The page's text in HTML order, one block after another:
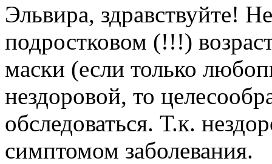
Эльвира, здравствуйте!
подростковом (!!!)
маски (если только
нездоровой, то
обследоваться. Т.к.
симптомом заболевания.